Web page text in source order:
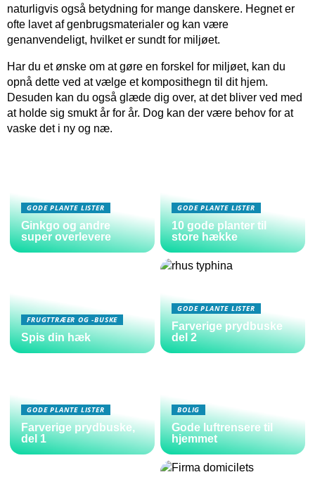
naturligvis også betydning for mange danskere. Hegnet er
ofte lavet af genbrugsmaterialer og kan være
genanvendeligt, hvilket er sundt for miljøet.
Har du et ønske om at gøre en forskel for miljøet, kan du
opnå dette ved at vælge et komposithegn til dit hjem.
Desuden kan du også glæde dig over, at det bliver ved med
at holde sig smukt år for år. Dog kan der være behov for at
vaske det i ny og næ.
GODE PLANTE LISTER
Ginkgo og andre
super overlevere
GODE PLANTE LISTER
10 gode planter til
store hække
FRUGTTRÆER OG -BUSKE
Spis din hæk
GODE PLANTE LISTER
Farverige prydbuske
del 2
GODE PLANTE LISTER
Farverige prydbuske,
del 1
BOLIG
Gode luftrensere til
hjemmet